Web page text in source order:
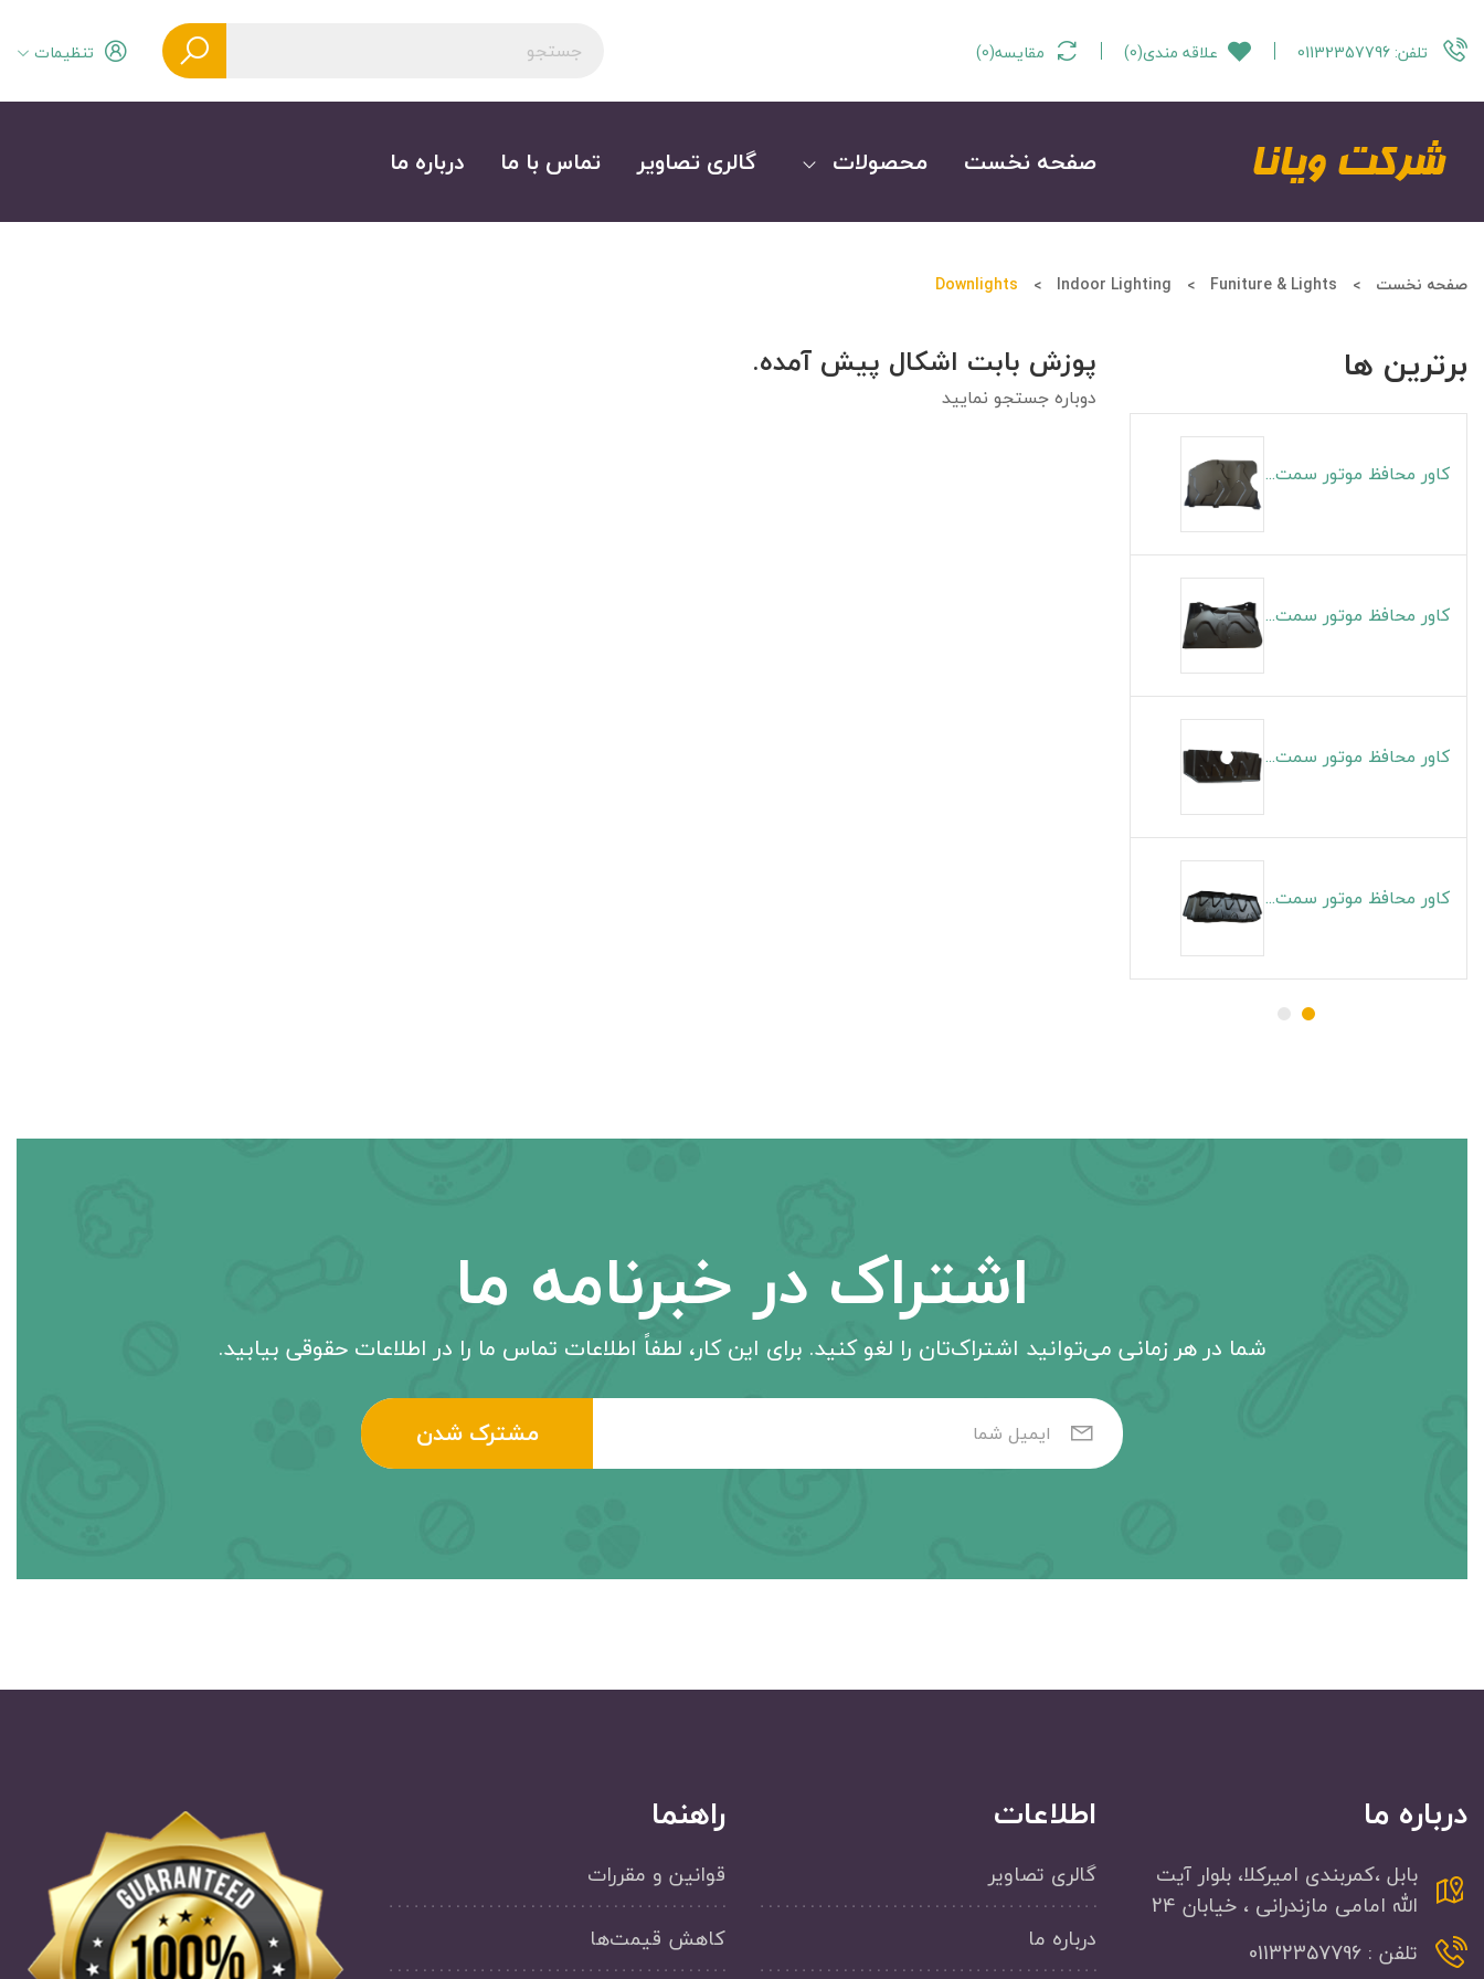
تلفن: علاقه مندی(
0
) مقایسه(
0
) تنظیمات
صفحه نخست محصولات گالری تصاویر تماس با ما درباره ما
صفحه نخست Funiture & Lights
Indoor Lighting
Downlights
برترین ها
کاور محافظ موتور سمت راست S5
کاور محافظ موتور سمت چپ S5
کاور محافظ موتور سمت راست J4
کاور محافظ موتور سمت چپ J4
پوزش بابت اشکال پیش آمده.
دوباره جستجو نمایید
اشتراک در خبرنامه ما
شما در هر زمانی می‌توانید اشتراک‌تان را لغو کنید. برای این کار، لطفاً اطلاعات تماس ما را در اطلاعات حقوقی بیابید.
درباره ما
بابل ،کمربندی امیرکلا، بلوار آیت
الله امامی مازندرانی ، خیابان 24
تلفن : 01132357796
اطلاعات
گالری تصاویر
درباره ما
راهنما
قوانین و مقررات
کاهش قیمت‌ها